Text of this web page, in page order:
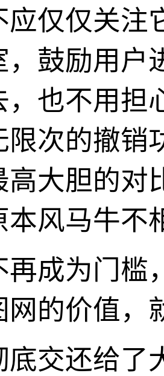
应仅仅关注
，鼓励用户
，也不用担
限次的撤销
高大胆的对
本风马牛不
再成为门槛
网的价值，
底交还给了